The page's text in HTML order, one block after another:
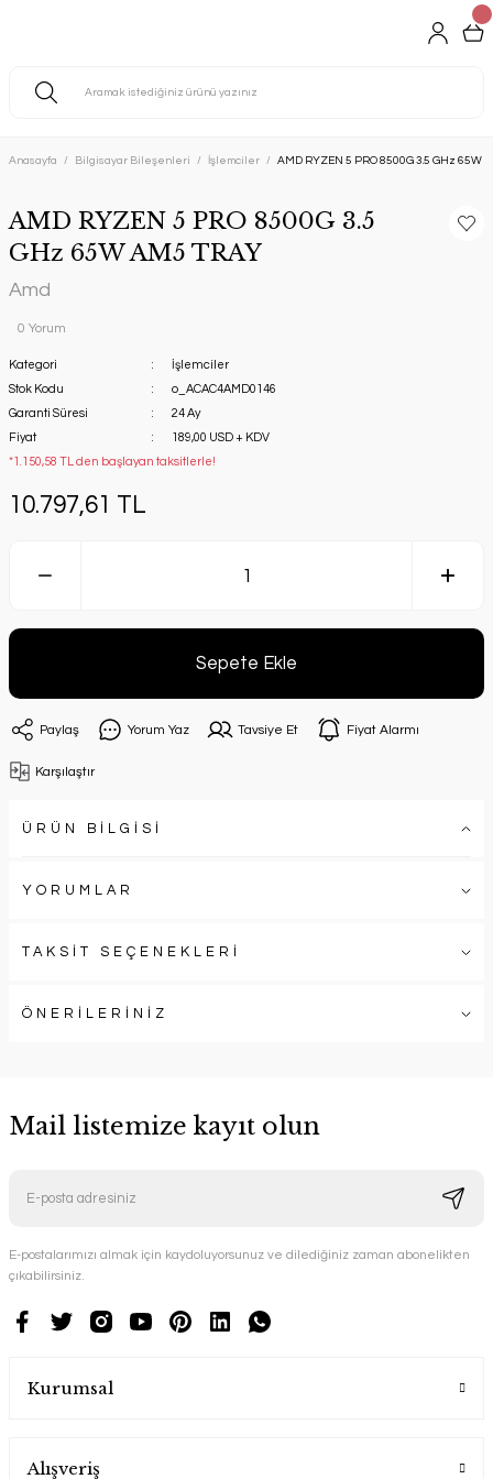
Anasayfa Bilgisayar Bileşenleri İşlemciler AMD RYZEN 5 PRO 8500G 3.5 GHz 65W
AMD RYZEN 5 PRO 8500G 3.5
GHz 65W AM5 TRAY
Amd
0 Yorum
Kategori
İşlemciler
Stok Kodu
o_ACAC4AMD0146
Garanti Süresi
24 Ay
Fiyat
189,00 USD + KDV
*1.150,58 TL den başlayan taksitlerle!
10.797,61 TL
Sepete Ekle
Paylaş Yorum Yaz Tavsiye Et Fiyat Alarmı
Karşılaştır
ÜRÜN BİLGİSİ
YORUMLAR
TAKSİT SEÇENEKLERİ
ÖNERİLERİNİZ
Mail listemize kayıt olun
E-postalarımızı almak için kaydoluyorsunuz ve dilediğiniz zaman abonelikten
çıkabilirsiniz.
Kurumsal
Alışveriş